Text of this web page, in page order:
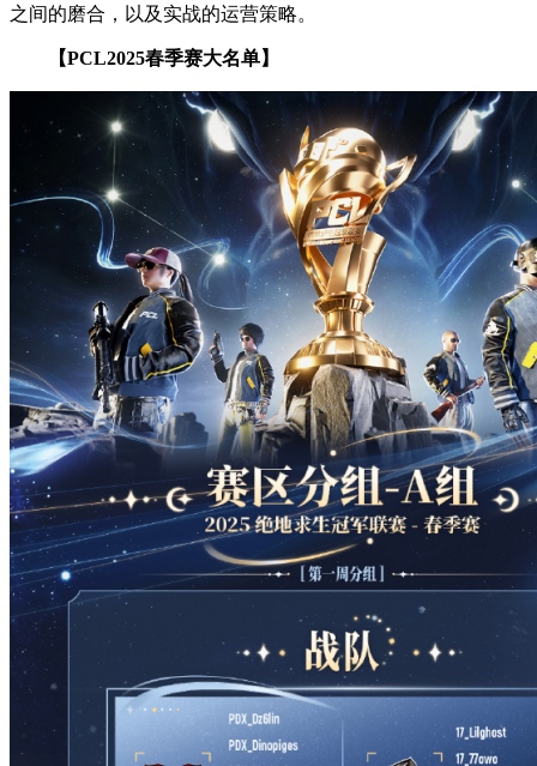
之间的磨合，以及实战的运营策略。
【PCL2025春季赛大名单】